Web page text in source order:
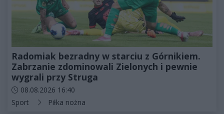
Radomiak bezradny w starciu z Górnikiem.
Zabrzanie zdominowali Zielonych i pewnie
wygrali przy Struga
Data dodania artykułu:
08.08.2026 16:40
Kategorie artykułu:
Sport Piłka nożna